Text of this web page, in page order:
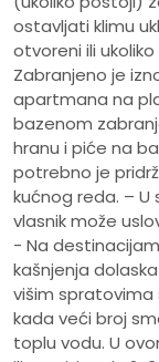
ostavljati klimu
otvoreni ili
Zabranjeno je
apartmana na
bazenom
hranu i piće na
potrebno je
kućnog reda. –
vlasnik može
- Na
kašnjenja
višim
kada veći broj
toplu vodu. U